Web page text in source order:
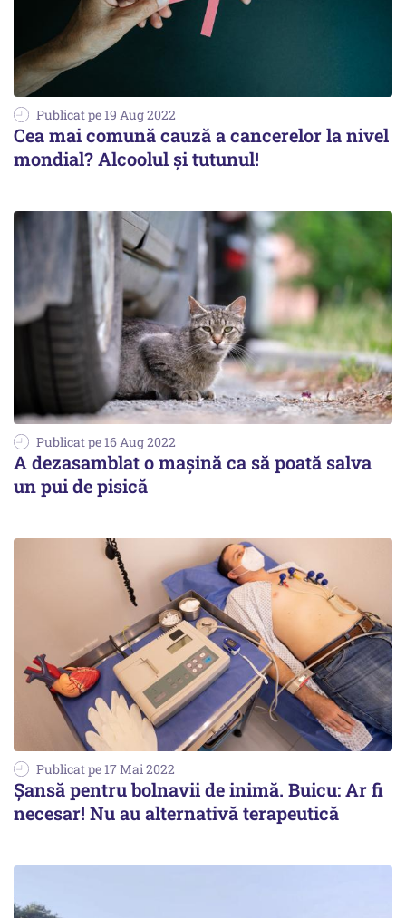
Publicat pe 19 Aug 2022
Cea mai comună cauză a cancerelor la nivel
mondial? Alcoolul și tutunul!
Publicat pe 16 Aug 2022
A dezasamblat o maşină ca să poată salva
un pui de pisică
Publicat pe 17 Mai 2022
Șansă pentru bolnavii de inimă. Buicu: Ar fi
necesar! Nu au alternativă terapeutică